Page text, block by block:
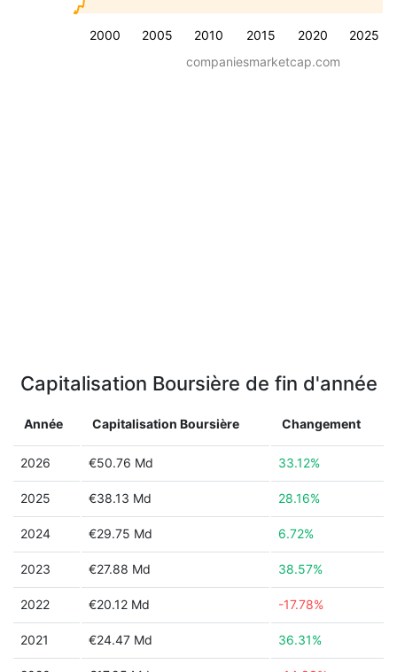
2000 2005 2010 2015 2020 2025
companiesmarketcap.com
Capitalisation Boursière de fin d'année
Année Capitalisation Boursière Changement
2026 €50.76 Md 33.12%
2025 €38.13 Md 28.16%
2024 €29.75 Md 6.72%
2023 €27.88 Md 38.57%
2022 €20.12 Md -17.78%
2021 €24.47 Md 36.31%